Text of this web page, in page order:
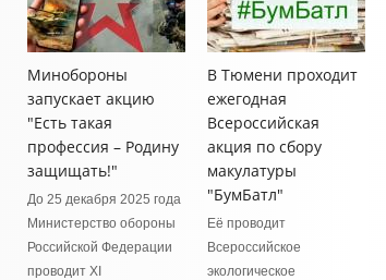
Минобороны
запускает акцию
"Есть такая
профессия – Родину
защищать!"
До 25 декабря 2025 года
Министерство обороны
Российской Федерации
проводит XI
В Тюмени проходит
ежегодная
Всероссийская
акция по сбору
макулатуры
"БумБатл"
Её проводит
Всероссийское
экологическое